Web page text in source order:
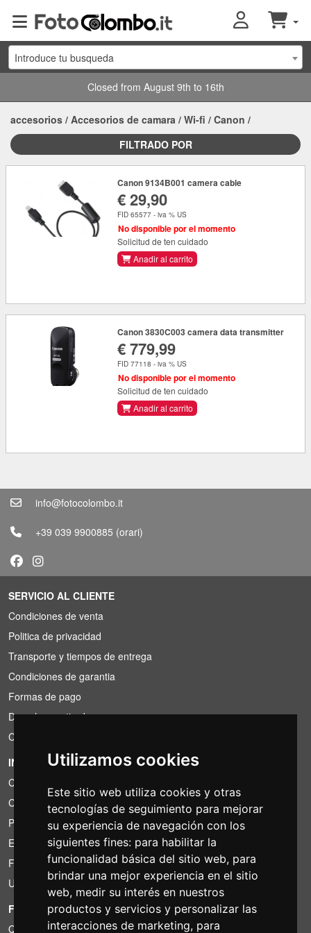
Utilizamos cookies
Este sitio web utiliza cookies y otras
tecnologías de seguimiento para mejorar
su experiencia de navegación con los
siguientes fines: para habilitar la
funcionalidad básica del sitio web, para
brindar una mejor experiencia en el sitio
web, medir su interés en nuestros
productos y servicios y personalizar las
interacciones de marketing, para
Introduce tu busqueda
Closed from August 9th to 16th
accesorios / Accesorios de camara / Wi-fi / Canon /
FILTRADO POR
Canon 9134B001 camera cable
€ 29,90
FID 65577 - iva % US
No disponible por el momento
Solicitud de ten cuidado
Anadir al carrito
Canon 3830C003 camera data transmitter
€ 779,99
FID 77118 - iva % US
No disponible por el momento
Solicitud de ten cuidado
Anadir al carrito
info@fotocolombo.it
+39 039 9900885 (orari)
SERVICIO AL CLIENTE
Condiciones de venta
Politica de privacidad
Transporte y tiempos de entrega
Condiciones de garantia
Formas de pago
Derecho a retirada
Condiciones de IVA
INFORMACIÓN
Condiciones de alquiler
Cotizaciones
Paquetes de ahorro
Encontrado por menos?
Financiacion
Uso
FOTOCOLOMBO.IT
Quienes somos